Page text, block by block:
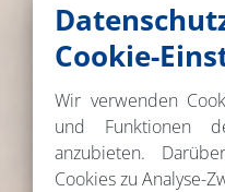
Cookie-
Wir verwenden
und Funktionen
anzubieten.
Cookies zu Analyse-